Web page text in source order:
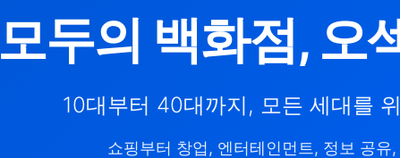
모두의 백화점, 오
10대부터 40대까지, 모든 세대를
쇼핑부터 창업, 엔터테인먼트, 정보 공유